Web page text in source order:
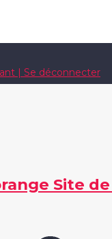
| Se déconnecter
Site